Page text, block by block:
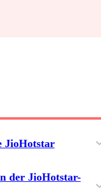
JioHotstar
der JioHotstar-